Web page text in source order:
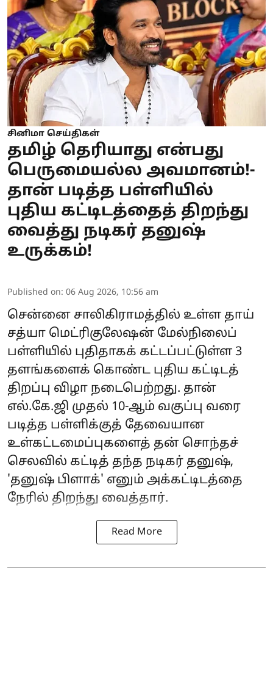
சினிமா செய்திகள்
தமிழ் தெரியாது என்பது
பெருமையல்ல அவமானம்!-
தான் படித்த பள்ளியில்
புதிய கட்டிடத்தைத் திறந்து
வைத்து நடிகர் தனுஷ்
உருக்கம்!
Published on: 06 Aug 2026, 10:56 am
சென்னை சாலிகிராமத்தில் உள்ள தாய்
சத்யா மெட்ரிகுலேஷன் மேல்நிலைப்
பள்ளியில் புதிதாகக் கட்டப்பட்டுள்ள 3
தளங்களைக் கொண்ட புதிய கட்டிடத்
திறப்பு விழா நடைபெற்றது. தான்
எல்.கே.ஜி முதல் 10-ஆம் வகுப்பு வரை
படித்த பள்ளிக்குத் தேவையான
உள்கட்டமைப்புகளைத் தன் சொந்தச்
செலவில் கட்டித் தந்த நடிகர் தனுஷ்,
'தனுஷ் பிளாக்' எனும் அக்கட்டிடத்தை
நேரில் திறந்து வைத்தார்.
Read More